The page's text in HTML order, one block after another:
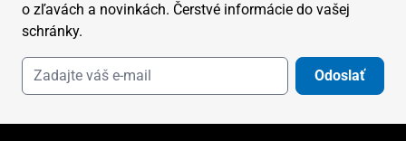
o zľavách a novinkách. Čerstvé informácie do vašej
schránky.
Odoslať